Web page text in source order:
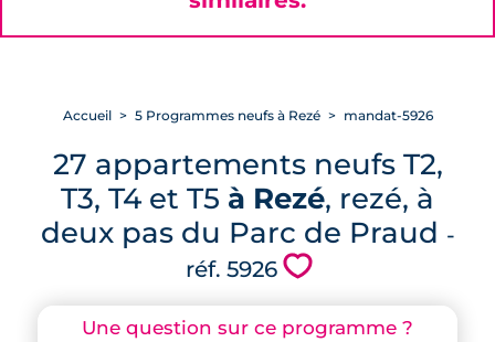
Une question sur ce programme ?
Accueil 5 Programmes neufs à Rezé mandat-5926
27 appartements neufs T2,
T3, T4 et T5 à Rezé, rezé, à
deux pas du Parc de Praud -
réf. 5926 💗